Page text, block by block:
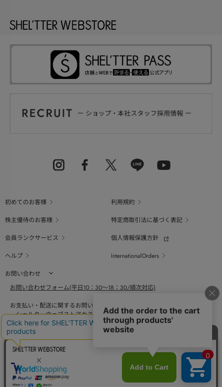
初めてのお客様
利用規約
株主優待のお客様
特定商取引法に基づく表記
会員ランクサービス
個人情報保護方針
ヘルプ
InternationalOrders
お問い合わせ
お問い合わせフォーム(平日10：30～18：30/順次対応)
お支払い・配送に関するお問い合わせ（平日10：30～18：00）
シェルターウェブストアカスタマーセンター
0800-123-6820
商品の素材、サイズ、仕様等に関するお問い合せ（平日10：30～18：00）
バロックジャパンリミテッドコールセンター
03-6730-9191
BAROQUE JAPAN LIMITED The SHEL'TTER TOKYO